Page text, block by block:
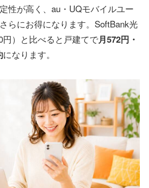
性が高く、au・UQモバイルユー
らにお得になります。SoftBank光
）と比べると戸建てで月572円・
になります。